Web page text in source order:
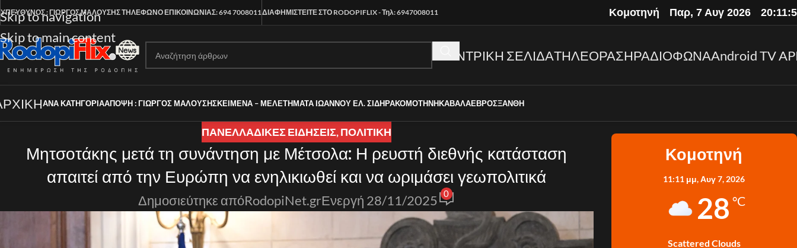
Skip to navigation
Skip to main content
ΥΠΕΥΘΥΝΟΣ : ΓΙΩΡΓΟΣ ΜΑΛΟΥΣΗΣΤΗΛΕΦΩΝΟ ΕΠΙΚΟΙΝΩΝΙΑΣ: 694 7008011ΔΙΑΦΗΜΙΣΤΕΙΤΕ ΣΤΟ RODOPIFLIX - Τηλ: 6947008011 Κομοτηνή Παρ, 7 Αυγ 2026
ΚΕΝΤΡΙΚΗ ΣΕΛΙΔΑΤΗΛΕΟΡΑΣΗΡΑΔΙΟΦΩΝΑAndroid TV
ΑΝΑ ΚΑΤΗΓΟΡΊΑΑΠΟΨΗ : ΓΙΩΡΓΟΣ ΜΑΛΟΥΣΗΣΚΕΙΜΕΝΑ – ΜΕΛΕΤΗΜΑΤΑ ΙΩΑΝΝΟΥ ΕΛ. ΣΙΔΗΡΑΚΟΜΟΤΗΝΗΚΑΒΑΛΑΕΒΡΟΣΞΑΝΘΗ
ΠΑΝΕΛΛΑΔΙΚΈΣ ΕΙΔΉΣΕΙΣ,ΠΟΛΙΤΙΚΗ
Μητσοτάκης μετά τη συνάντηση με Μέτσολα: Η ρευστή διεθνής κατάσταση
απαιτεί από την Ευρώπη να ενηλικιωθεί και να ωριμάσει γεωπολιτικά
Δημοσιεύτηκε απόRodopiNet.grΕνεργή 28/11/2025 0
Κομοτηνή
11:11 μμ,Αυγ 7, 2026
28 °C
Scattered Clouds